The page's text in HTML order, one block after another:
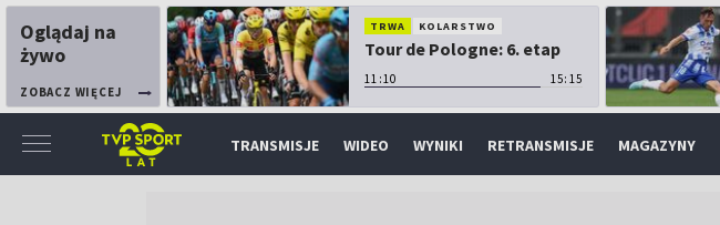
Oglądaj na
żywo
ZOBACZ WIĘCEJ
TRWA KOLARSTWO
Tour de Pologne: 6. etap
11:10 15:15
TRANSMISJE WIDEO WYNIKI RETRANSMISJE MAGAZYNY